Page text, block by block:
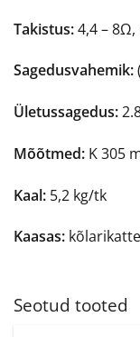
Takistus:4,4 –
Sagedusvahemik:
Ületussagedus:
Mõõtmed: K 305
Kaal: 5,2 kg/tk
Kaasas:
Seotud tooted